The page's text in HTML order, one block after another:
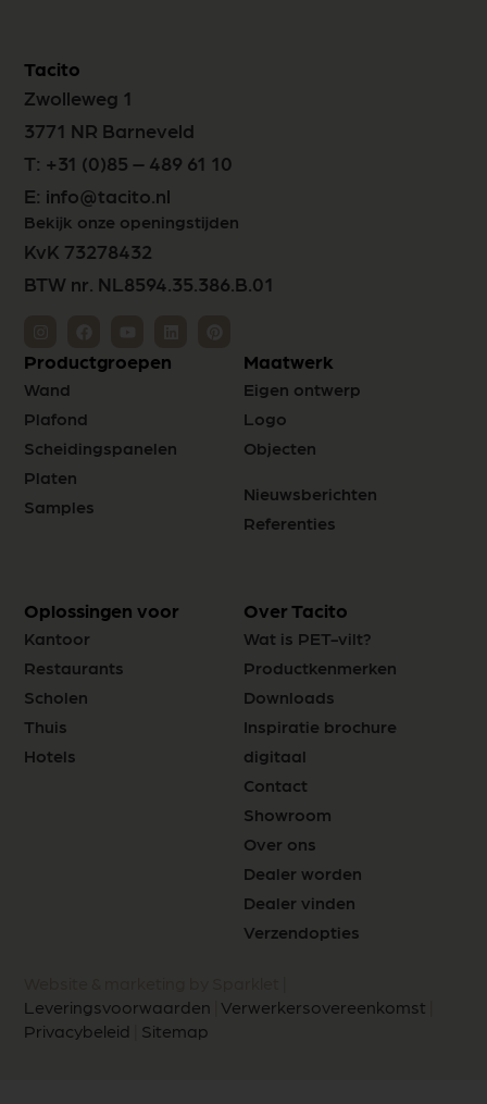
Tacito
Zwolleweg 1
3771 NR Barneveld
T: +31 (0)85 – 489 61 10
E: info@tacito.nl
Bekijk onze openingstijden
KvK 73278432
BTW nr. NL8594.35.386.B.01
Productgroepen
Wand
Plafond
Scheidingspanelen
Platen
Samples
Maatwerk
Eigen ontwerp
Logo
Objecten
Nieuwsberichten
Referenties
Oplossingen voor
Kantoor
Restaurants
Scholen
Thuis
Hotels
Over Tacito
Wat is PET-vilt?
Productkenmerken
Downloads
Inspiratie brochure
digitaal
Contact
Showroom
Over ons
Dealer worden
Dealer vinden
Verzendopties
Leveringsvoorwaarden Verwerkersovereenkomst
Privacybeleid
Sitemap